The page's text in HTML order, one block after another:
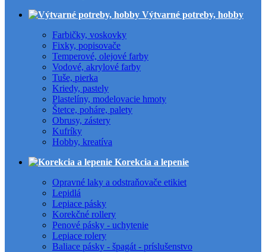
Výtvarné potreby, hobby
Farbičky, voskovky
Fixky, popisovače
Temperové, olejové farby
Vodové, akrylové farby
Tuše, pierka
Kriedy, pastely
Plastelíny, modelovacie hmoty
Štetce, poháre, palety
Obrusy, zástery
Kufríky
Hobby, kreatíva
Korekcia a lepenie
Opravné laky a odstraňovače etikiet
Lepidlá
Lepiace pásky
Korekčné rollery
Penové pásky - uchytenie
Lepiace rolery
Baliace pásky - špagát - príslušenstvo